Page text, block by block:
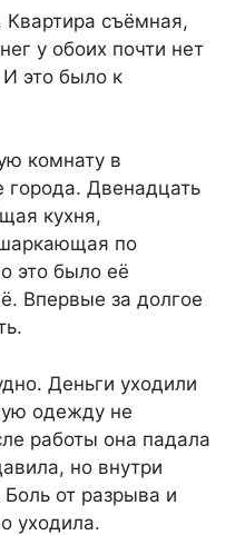
съёмная,
у обоих почти нет
это было к
комнату в
города. Двенадцать
кухня,
по
это было её
Впервые за долгое
Деньги уходили
одежду не
работы она падала
но внутри
от разрыва и
уходила.